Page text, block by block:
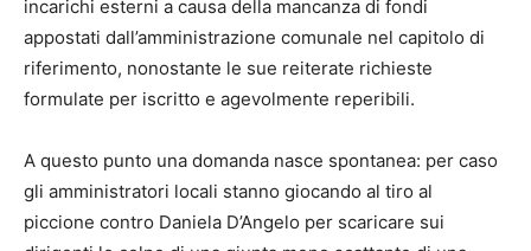
incarichi esterni a causa della mancanza di fondi
appostati dall’amministrazione comunale nel capitolo di
riferimento, nonostante le sue reiterate richieste
formulate per iscritto e agevolmente reperibili.
A questo punto una domanda nasce spontanea: per caso
gli amministratori locali stanno giocando al tiro al
piccione contro Daniela D’Angelo per scaricare sui